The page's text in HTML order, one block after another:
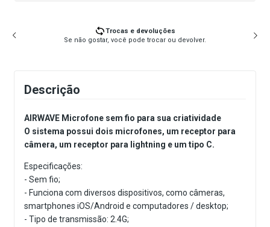
Trocas e devoluções
Se não gostar, você pode trocar ou devolver.
Descrição
AIRWAVE Microfone sem fio para sua criatividade
O sistema possui dois microfones, um receptor para
câmera, um receptor para lightning e um tipo C.
Especificações:
- Sem fio;
- Funciona com diversos dispositivos, como câmeras,
smartphones iOS/Android e computadores / desktop;
- Tipo de transmissão: 2.4G;